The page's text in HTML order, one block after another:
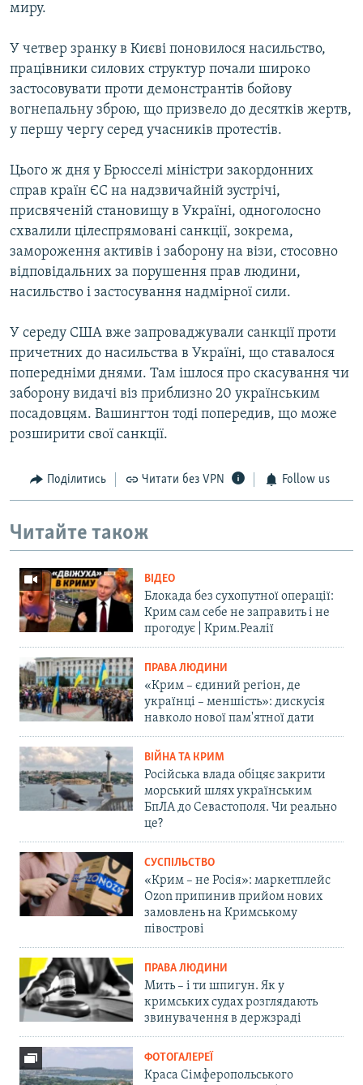
миру.
У четвер зранку в Києві поновилося насильство,
працівники силових структур почали широко
застосовувати проти демонстрантів бойову
вогнепальну зброю, що призвело до десятків жертв,
у першу чергу серед учасників протестів.
Цього ж дня у Брюсселі міністри закордонних
справ країн ЄС на надзвичайній зустрічі,
присвяченій становищу в Україні, одноголосно
схвалили цілеспрямовані санкції, зокрема,
замороження активів і заборону на візи, стосовно
відповідальних за порушення прав людини,
насильство і застосування надмірної сили.
У середу США вже запроваджували санкції проти
причетних до насильства в Україні, що ставалося
попередніми днями. Там ішлося про скасування чи
заборону видачі віз приблизно 20 українським
посадовцям. Вашингтон тоді попередив, що може
розширити свої санкції.
Поділитись Читати без VPN Follow us
Читайте також
ВІДЕО
Блокада без сухопутної операції:
Крим сам себе не заправить і не
прогодує | Крим.Реалії
ПРАВА ЛЮДИНИ
«Крим – єдиний регіон, де
українці – меншість»: дискусія
навколо нової пам'ятної дати
ВІЙНА ТА КРИМ
Російська влада обіцяє закрити
морський шлях українським
БпЛА до Севастополя. Чи реально
це?
СУСПІЛЬСТВО
«Крим – не Росія»: маркетплейс
Ozon припинив прийом нових
замовлень на Кримському
півострові
ПРАВА ЛЮДИНИ
Мить – і ти шпигун. Як у
кримських судах розглядають
звинувачення в держзраді
ФОТОГАЛЕРЕЇ
Краса Сімферопольського